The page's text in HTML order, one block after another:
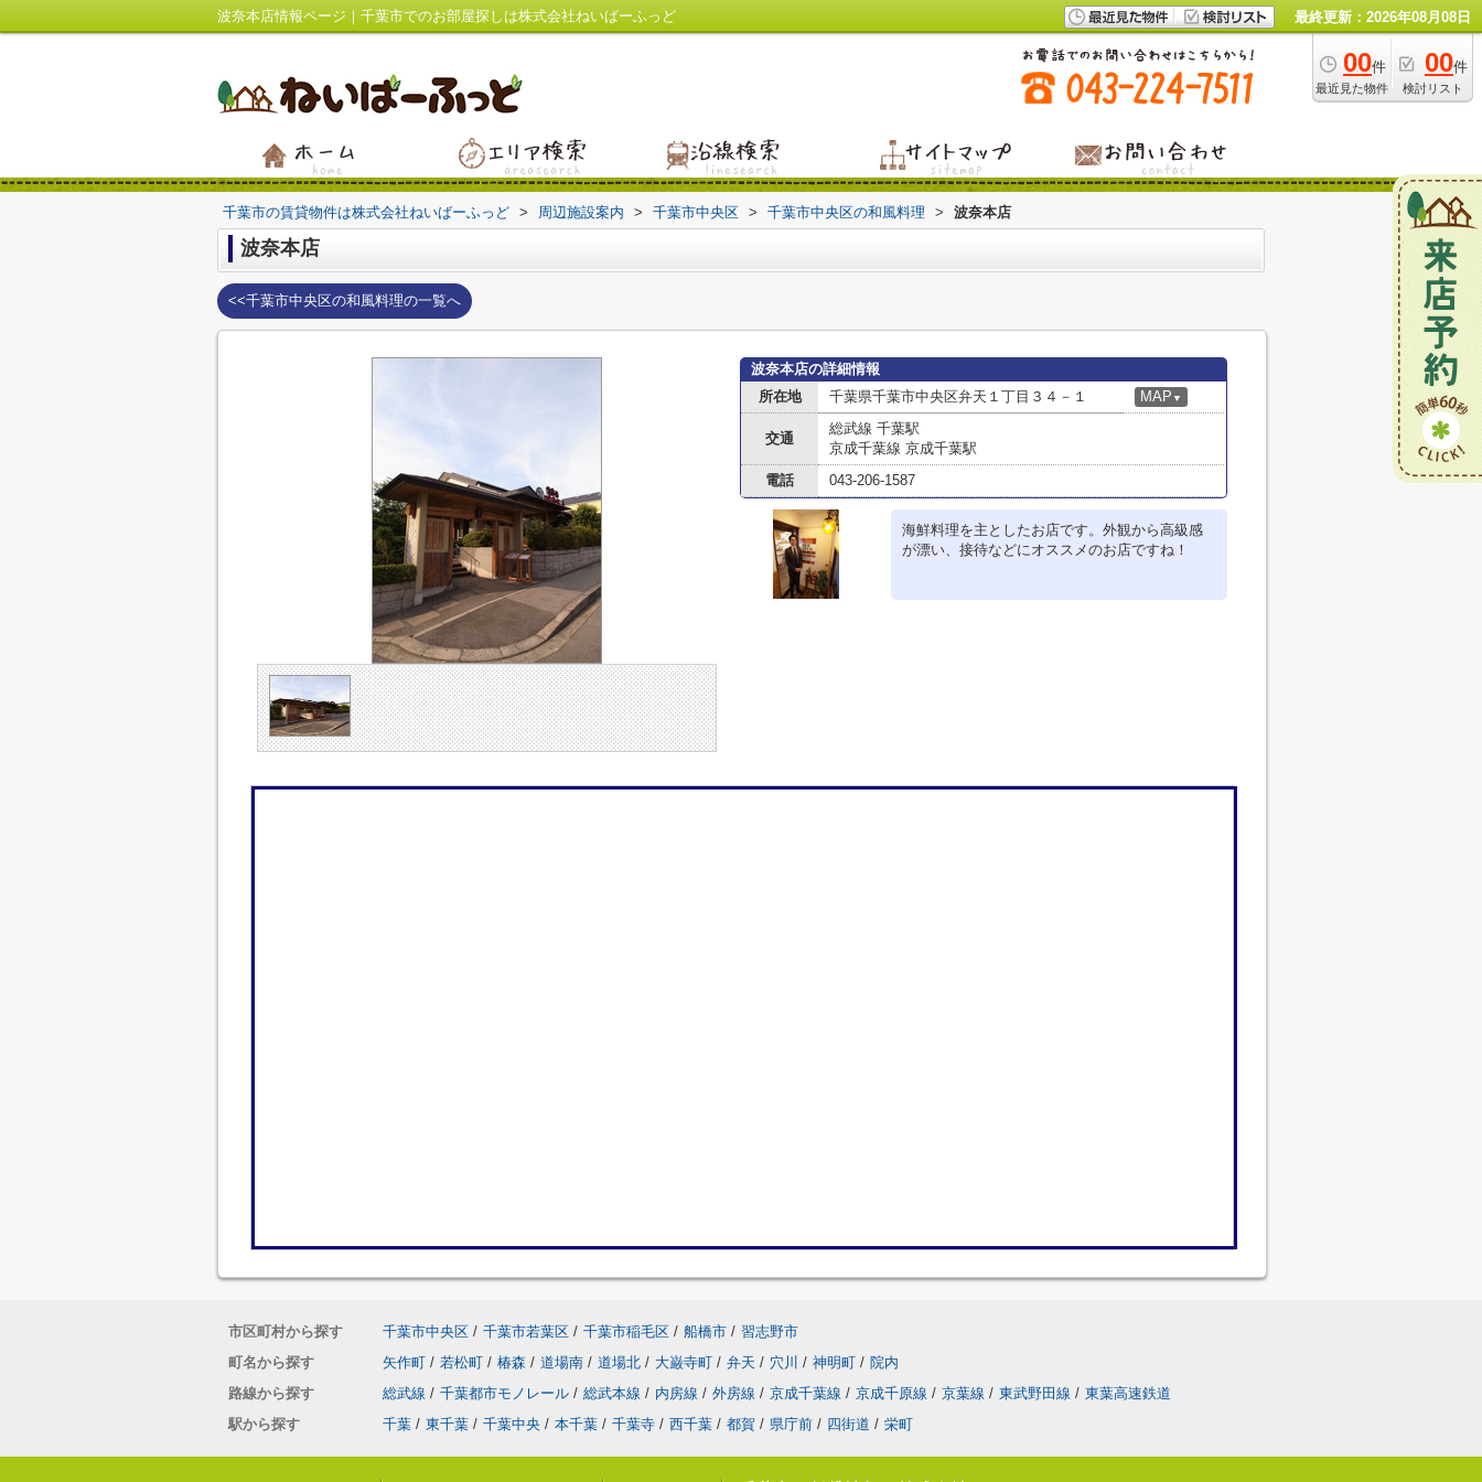
波奈本店情報ページ｜千葉市でのお部屋探しは株式会社ねいばーふっど 最終更新：2026年08月08日
00件
最近見た物件
00件
検討リスト
千葉市の賃貸物件は株式会社ねいばーふっど > 周辺施設案内 > 千葉市中央区 > 千葉市中央区の和風料理 > 波奈本店
波奈本店
<<千葉市中央区の和風料理の一覧へ
波奈本店の詳細情報
所在地
千葉県千葉市中央区弁天１丁目３４－１ MAP ▼
交通
総武線 千葉駅
京成千葉線 京成千葉駅
電話
043-206-1587
海鮮料理を主としたお店です。外観から高級感
が漂い、接待などにオススメのお店ですね！
市区町村から探す 千葉市中央区 / 千葉市若葉区 / 千葉市稲毛区 / 船橋市 / 習志野市
町名から探す
矢作町 / 若松町 / 椿森 / 道場南 / 道場北 / 大巌寺町 / 弁天 / 穴川 / 神明町 / 院内
路線から探す
総武線 / 千葉都市モノレール / 総武本線 / 内房線 / 外房線 / 京成千葉線 / 京成千原線 / 京葉線 / 東武野田線 / 東葉高速鉄道
駅から探す
千葉 / 東千葉 / 千葉中央 / 本千葉 / 千葉寺 / 西千葉 / 都賀 / 県庁前 / 四街道 / 栄町